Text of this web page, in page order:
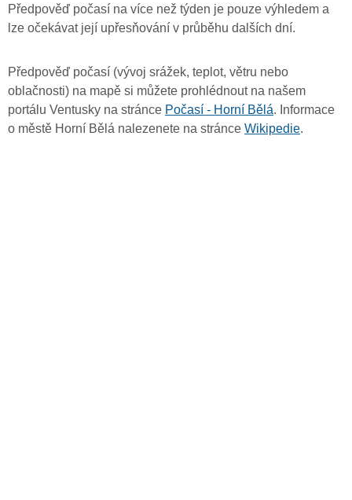
Předpověď počasí na více než týden je pouze výhledem a
lze očekávat její upřesňování v průběhu dalších dní.
Předpověď počasí (vývoj srážek, teplot, větru nebo
oblačnosti) na mapě si můžete prohlédnout na našem
portálu Ventusky na stránce Počasí - Horní Bělá. Informace
o městě Horní Bělá nalezenete na stránce Wikipedie.